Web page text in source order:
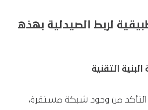
لربط الصيدلية بهذه
التأكد من وجود شبكة مستقرة،